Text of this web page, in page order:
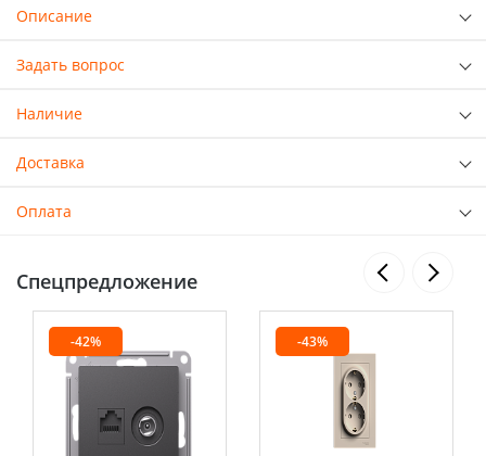
Описание
Задать вопрос
Наличие
Доставка
Оплата
Спецпредложение
-42% -43%